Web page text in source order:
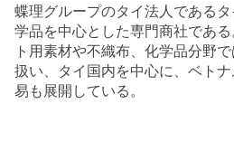
蝶理グループのタイ法人である
学品を中心とした専門商社であ
ト用素材や不織布、化学品分野
扱い、タイ国内を中心に、ベト
易も展開している。